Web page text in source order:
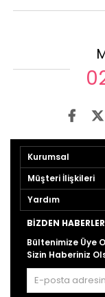
Kurumsal
Müşteri İlişkileri
Yardım
BIZDEN HABERLER
Bültenimize Üye
Sizin Haberiniz